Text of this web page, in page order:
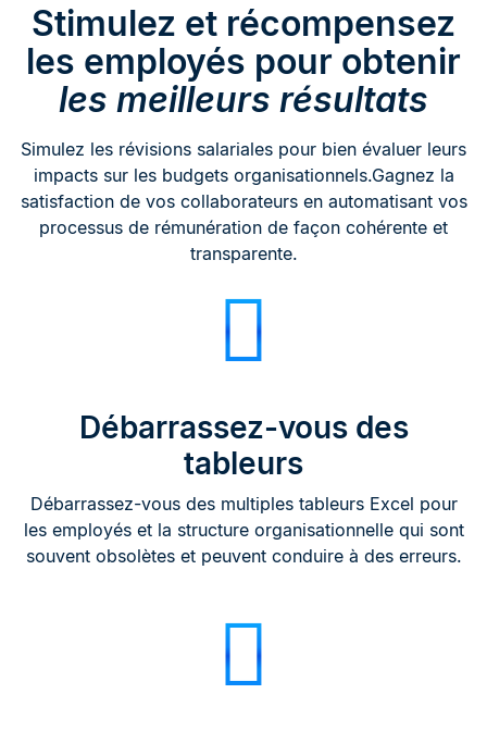
Stimulez et récompensez
les employés pour obtenir
les meilleurs résultats
Simulez les révisions salariales pour bien évaluer leurs
impacts sur les budgets organisationnels.Gagnez la
satisfaction de vos collaborateurs en automatisant vos
processus de rémunération de façon cohérente et
transparente.
Débarrassez-vous des
tableurs
Débarrassez-vous des multiples tableurs Excel pour
les employés et la structure organisationnelle qui sont
souvent obsolètes et peuvent conduire à des erreurs.